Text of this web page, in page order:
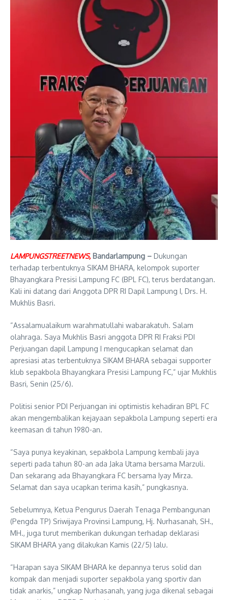
LAMPUNGSTREETNEWS, Bandarlampung – Dukungan
terhadap terbentuknya SIKAM BHARA, kelompok suporter
Bhayangkara Presisi Lampung FC (BPL FC), terus berdatangan.
Kali ini datang dari Anggota DPR RI Dapil Lampung I, Drs. H.
Mukhlis Basri.
“Assalamualaikum warahmatullahi wabarakatuh. Salam
olahraga. Saya Mukhlis Basri anggota DPR RI Fraksi PDI
Perjuangan dapil Lampung I mengucapkan selamat dan
apresiasi atas terbentuknya SIKAM BHARA sebagai supporter
klub sepakbola Bhayangkara Presisi Lampung FC,” ujar Mukhlis
Basri, Senin (25/6).
Politisi senior PDI Perjuangan ini optimistis kehadiran BPL FC
akan mengembalikan kejayaan sepakbola Lampung seperti era
keemasan di tahun 1980-an.
“Saya punya keyakinan, sepakbola Lampung kembali jaya
seperti pada tahun 80-an ada Jaka Utama bersama Marzuli.
Dan sekarang ada Bhayangkara FC bersama Iyay Mirza.
Selamat dan saya ucapkan terima kasih,” pungkasnya.
Sebelumnya, Ketua Pengurus Daerah Tenaga Pembangunan
(Pengda TP) Sriwijaya Provinsi Lampung, Hj. Nurhasanah, SH.,
MH., juga turut memberikan dukungan terhadap deklarasi
SIKAM BHARA yang dilakukan Kamis (22/5) lalu.
“Harapan saya SIKAM BHARA ke depannya terus solid dan
kompak dan menjadi suporter sepakbola yang sportiv dan
tidak anarkis,” ungkap Nurhasanah, yang juga dikenal sebagai